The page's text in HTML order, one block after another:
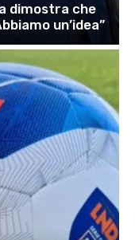
dimostra che
un’idea”